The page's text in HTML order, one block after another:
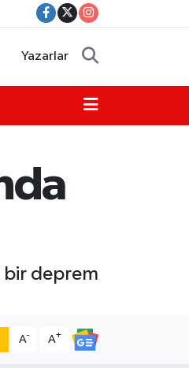
Yazarlar
bir deprem
A- A+